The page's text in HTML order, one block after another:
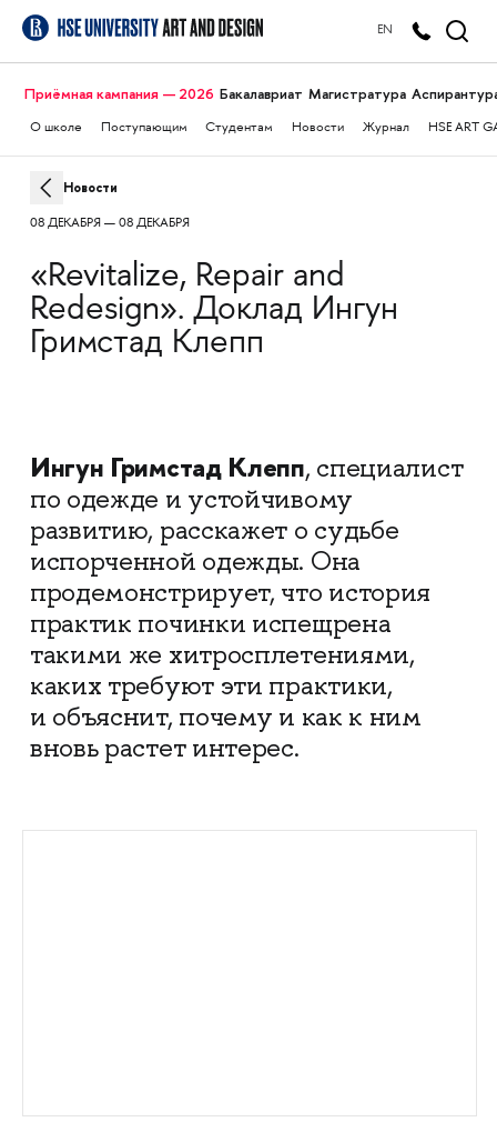
EN
Приёмная кампания — 2026 Бакалавриат Магистратура
О школе Поступающим Студентам Новости Журнал HSE ART
Новости
08 ДЕКАБРЯ — 08 ДЕКАБРЯ
«Revitalize, Repair and
Redesign». Доклад Ингун
Гримстад Клепп
Ингун Гримстад Клепп, специалист
по одежде и устойчивому
развитию, расскажет о судьбе
испорченной одежды. Она
продемонстрирует, что история
практик починки испещрена
такими же хитросплетениями,
каких требуют эти практики,
и объяснит, почему и как к ним
вновь растет интерес.